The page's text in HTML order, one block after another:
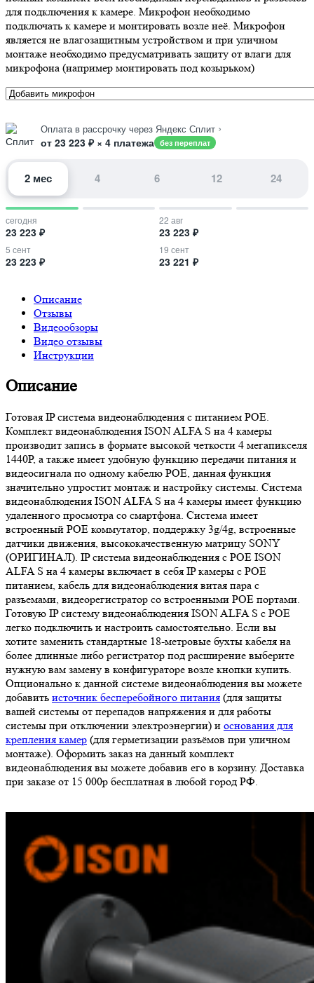
для подключения к камере. Микрофон необходимо
подключать к камере и монтировать возле неё. Микрофон
является не влагозащитным устройством и при уличном
монтаже необходимо предусматривать защиту от влаги для
микрофона (например монтировать под козырьком)
Оплата в рассрочку через Яндекс Сплит ›
от 23 223 ₽ × 4 платежа без переплат
2 мес 4 6 12 24
сегодня
23 223 ₽
22 авг
23 223 ₽
5 сент
23 223 ₽
19 сент
23 221 ₽
Описание
Отзывы
Видеообзоры
Видео отзывы
Инструкции
Описание
Готовая IP система видеонаблюдения с питанием POE.
Комплект видеонаблюдения ISON ALFA S на 4 камеры
производит запись в формате высокой четкости 4 мегапикселя
1440P, а также имеет удобную функцию передачи питания и
видеосигнала по одному кабелю POE, данная функция
значительно упростит монтаж и настройку системы. Система
видеонаблюдения ISON ALFA S на 4 камеры имеет функцию
удаленного просмотра со смартфона. Система имеет
встроенный POE коммутатор, поддержку 3g/4g, встроенные
датчики движения, высококачественную матрицу SONY
(ОРИГИНАЛ). IP система видеонаблюдения с POE ISON
ALFA S на 4 камеры включает в себя IP камеры с POE
питанием, кабель для видеонаблюдения витая пара с
разъемами, видеорегистратор со встроенными POE портами.
Готовую IP систему видеонаблюдения ISON ALFA S с POE
легко подключить и настроить самостоятельно. Если вы
хотите заменить стандартные 18-метровые бухты кабеля на
более длинные либо регистратор под расширение выберите
нужную вам замену в конфигураторе возле кнопки купить.
Опционально к данной системе видеонаблюдения вы можете
добавить источник бесперебойного питания (для защиты
вашей системы от перепадов напряжения и для работы
системы при отключении электроэнергии) и основания для
крепления камер (для герметизации разъёмов при уличном
монтаже). Оформить заказ на данный комплект
видеонаблюдения вы можете добавив его в корзину. Доставка
при заказе от 15 000р бесплатная в любой город РФ.